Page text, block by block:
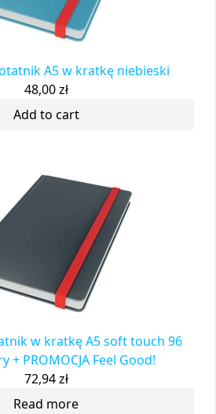
A5 w kratkę niebieski
48,00zł
Add to cart
w kratkę A5 soft touch 96
+ PROMOCJA Feel Good!
72,94zł
Read more